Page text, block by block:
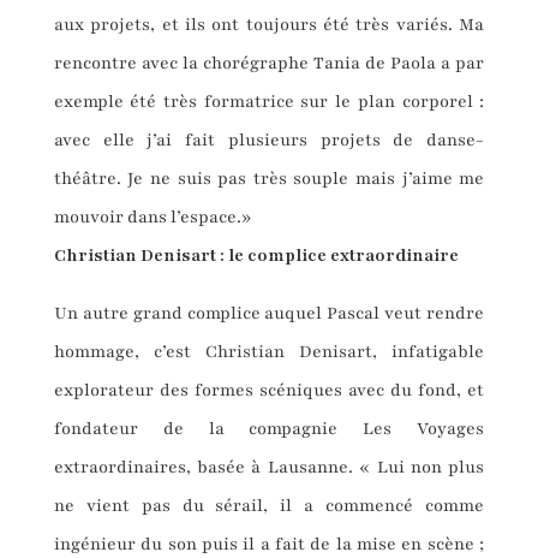
aux projets, et ils ont toujours été très variés. Ma
rencontre avec la chorégraphe Tania de Paola a par
exemple été très formatrice sur le plan corporel :
avec elle j’ai fait plusieurs projets de danse-
théâtre. Je ne suis pas très souple mais j’aime me
mouvoir dans l’espace.»
Christian Denisart : le complice extraordinaire
Un autre grand complice auquel Pascal veut rendre
hommage, c’est Christian Denisart, infatigable
explorateur des formes scéniques avec du fond, et
fondateur de la compagnie Les Voyages
extraordinaires, basée à Lausanne. « Lui non plus
ne vient pas du sérail, il a commencé comme
ingénieur du son puis il a fait de la mise en scène ;